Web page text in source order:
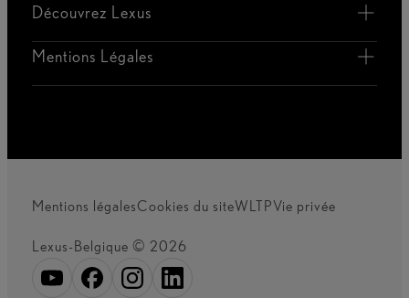
Découvrez Lexus
Mentions Légales
Mentions légalesCookies du siteWLTPVie privée
Lexus-Belgique © 2026